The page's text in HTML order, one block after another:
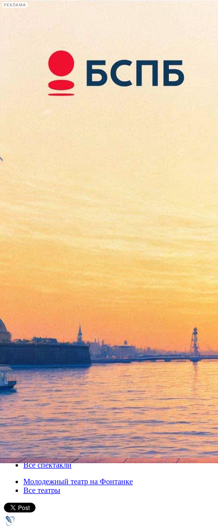
РЕКЛАМА
Сегодня:
2026.08.10
11:37
Афиша Plus
«Золотая маска» покажет
петербуржцам «Самоубийцу»
15 декабря 2015, вторник,19.00-16 декабря 2015, среда
Версия для печати
Все спектакли
Молодежный театр на Фонтанке
Все театры